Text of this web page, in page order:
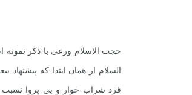
حجت الاسلام ورعی با ذکر نمونه
السلام از همان ابتدا که
فرد شراب خوار و بی پروا نسبت